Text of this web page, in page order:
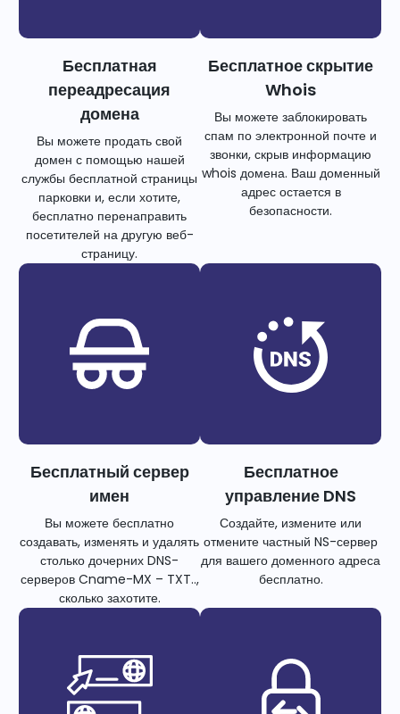
Бесплатная
переадресация
домена
Вы можете продать свой
домен с помощью нашей
службы бесплатной страницы
парковки и, если хотите,
бесплатно перенаправить
посетителей на другую веб-
страницу.
Бесплатное скрытие
Whois
Вы можете заблокировать
спам по электронной почте и
звонки, скрыв информацию
whois домена. Ваш доменный
адрес остается в
безопасности.
Бесплатный сервер
имен
Вы можете бесплатно
создавать, изменять и удалять
столько дочерних DNS-
серверов Cname-MX – TXT..,
сколько захотите.
Бесплатное
управление DNS
Создайте, измените или
отмените частный NS-сервер
для вашего доменного адреса
бесплатно.